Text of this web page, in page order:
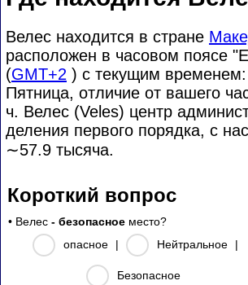
Велес находится в стране
расположен в часовом поясе
(GMT+2 ) с текущим
Пятница, отличие от вашего
ч. Велес (Veles) центр
деления первого порядка, с
∼57.9 тысяча.
Короткий вопрос
• Велес - безопасное место?
опасное
| Нейтральное |
Безопасное